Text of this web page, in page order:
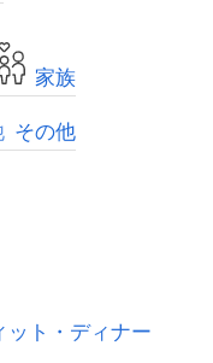
家族
その他
ット・ディナー